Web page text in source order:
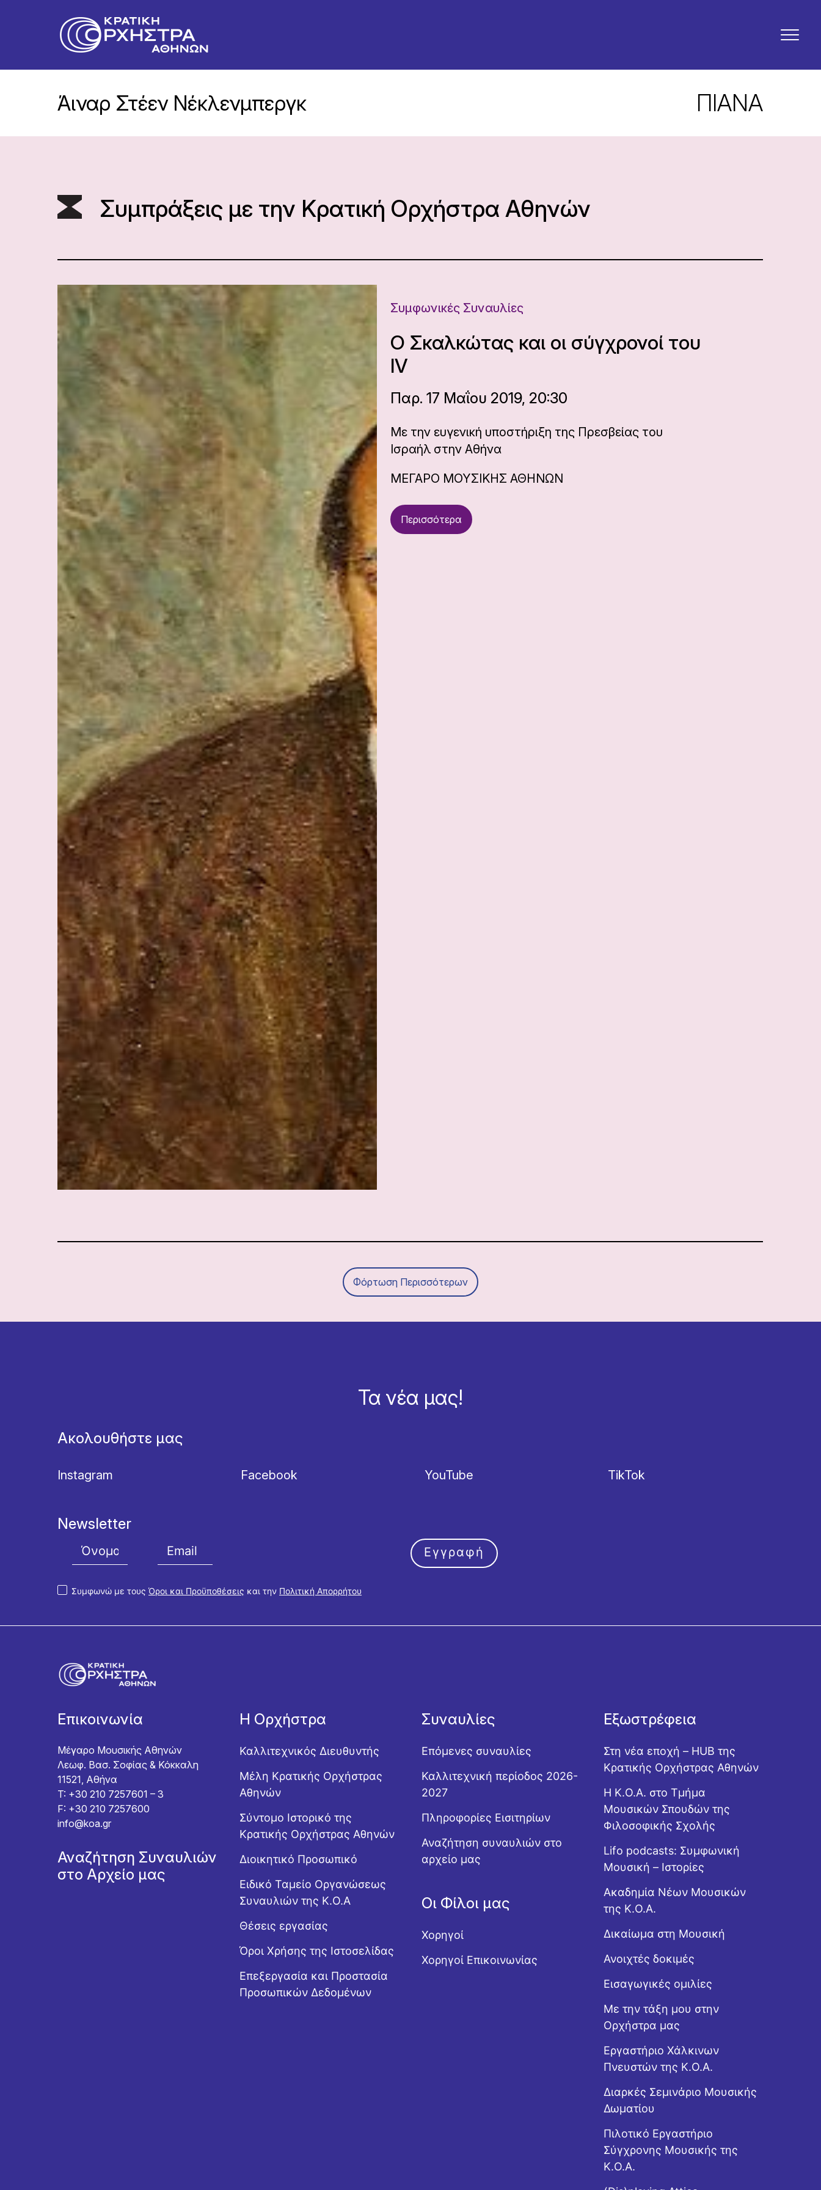
Άιναρ Στέεν Νέκλενμπεργκ ΠΙΑΝΑ
Συμπράξεις με την Κρατική Ορχήστρα Αθηνών
Συμφωνικές Συναυλίες
Ο Σκαλκώτας και οι σύγχρονοί του
IV
Παρ. 17 Μαΐου 2019, 20:30
Με την ευγενική υποστήριξη της Πρεσβείας του
Ισραήλ στην Αθήνα
ΜΕΓΑΡΟ ΜΟΥΣΙΚΗΣ ΑΘΗΝΩΝ
Περισσότερα
Φόρτωση Περισσότερων
Τα νέα μας!
Ακολουθήστε μας
Instagram Facebook YouTube TikTok
Newsletter
Συμφωνώ με τουςΌροι και Προϋποθέσεις και την Πολιτική Απορρήτου
Εγγραφή
Επικοινωνία
Μέγαρο Μουσικής Αθηνών
Λεωφ. Βασ. Σοφίας & Κόκκαλη
11521, Αθήνα
T: +30 210 7257601 – 3
F: +30 210 7257600
info@koa.gr
Αναζήτηση Συναυλιών
στο Αρχείο μας
Η Ορχήστρα
Καλλιτεχνικός Διευθυντής
Μέλη Κρατικής Ορχήστρας
Αθηνών
Σύντομο Ιστορικό της
Κρατικής Ορχήστρας Αθηνών
Διοικητικό Προσωπικό
Ειδικό Ταμείο Οργανώσεως
Συναυλιών της Κ.Ο.Α
Θέσεις εργασίας
Όροι Χρήσης της Ιστοσελίδας
Επεξεργασία και Προστασία
Προσωπικών Δεδομένων
Συναυλίες
Επόμενες συναυλίες
Καλλιτεχνική περίοδος 2026-
2027
Πληροφορίες Εισιτηρίων
Αναζήτηση συναυλιών στο
αρχείο μας
Οι Φίλοι μας
Χορηγοί
Χορηγοί Επικοινωνίας
Εξωστρέφεια
Στη νέα εποχή – HUB της
Κρατικής Ορχήστρας Αθηνών
Η Κ.Ο.Α. στο Τμήμα
Μουσικών Σπουδών της
Φιλοσοφικής Σχολής
Lifo podcasts: Συμφωνική
Μουσική – Ιστορίες
Ακαδημία Νέων Μουσικών
της Κ.Ο.Α.
Δικαίωμα στη Μουσική
Ανοιχτές δοκιμές
Εισαγωγικές ομιλίες
Με την τάξη μου στην
Ορχήστρα μας
Εργαστήριo Χάλκινων
Πνευστών της Κ.Ο.Α.
Διαρκές Σεμινάριο Μουσικής
Δωματίου
Πιλοτικό Εργαστήριο
Σύγχρονης Μουσικής της
Κ.Ο.Α.